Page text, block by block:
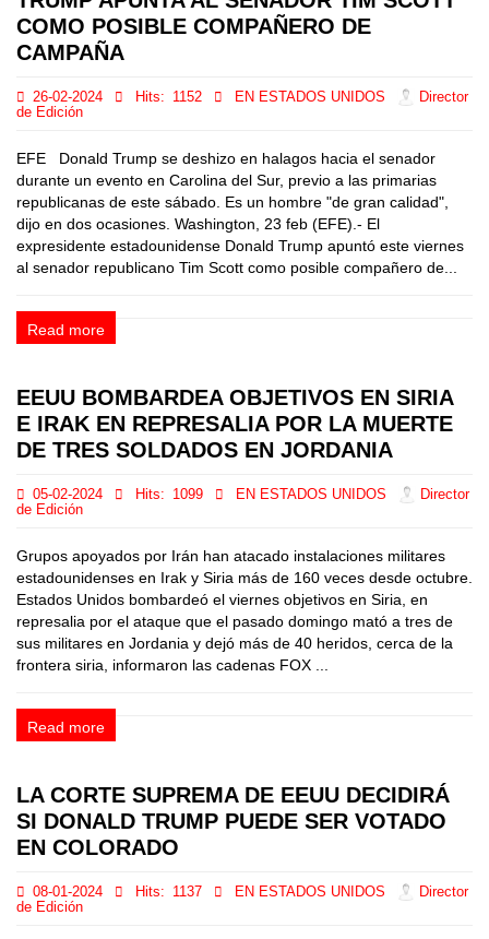
COMO POSIBLE COMPAÑERO DE
CAMPAÑA
26-02-2024 Hits: 1152 EN ESTADOS UNIDOS
Director
de Edición
EFE Donald Trump se deshizo en halagos hacia el senador
durante un evento en Carolina del Sur, previo a las primarias
republicanas de este sábado. Es un hombre "de gran calidad",
dijo en dos ocasiones. Washington, 23 feb (EFE).- El
expresidente estadounidense Donald Trump apuntó este viernes
al senador republicano Tim Scott como posible compañero de...
Read more
EEUU BOMBARDEA OBJETIVOS EN SIRIA
E IRAK EN REPRESALIA POR LA MUERTE
DE TRES SOLDADOS EN JORDANIA
05-02-2024 Hits: 1099 EN ESTADOS UNIDOS
Director
de Edición
Grupos apoyados por Irán han atacado instalaciones militares
estadounidenses en Irak y Siria más de 160 veces desde octubre.
Estados Unidos bombardeó el viernes objetivos en Siria, en
represalia por el ataque que el pasado domingo mató a tres de
sus militares en Jordania y dejó más de 40 heridos, cerca de la
frontera siria, informaron las cadenas FOX ...
Read more
LA CORTE SUPREMA DE EEUU DECIDIRÁ
SI DONALD TRUMP PUEDE SER VOTADO
EN COLORADO
08-01-2024 Hits: 1137 EN ESTADOS UNIDOS
Director
de Edición